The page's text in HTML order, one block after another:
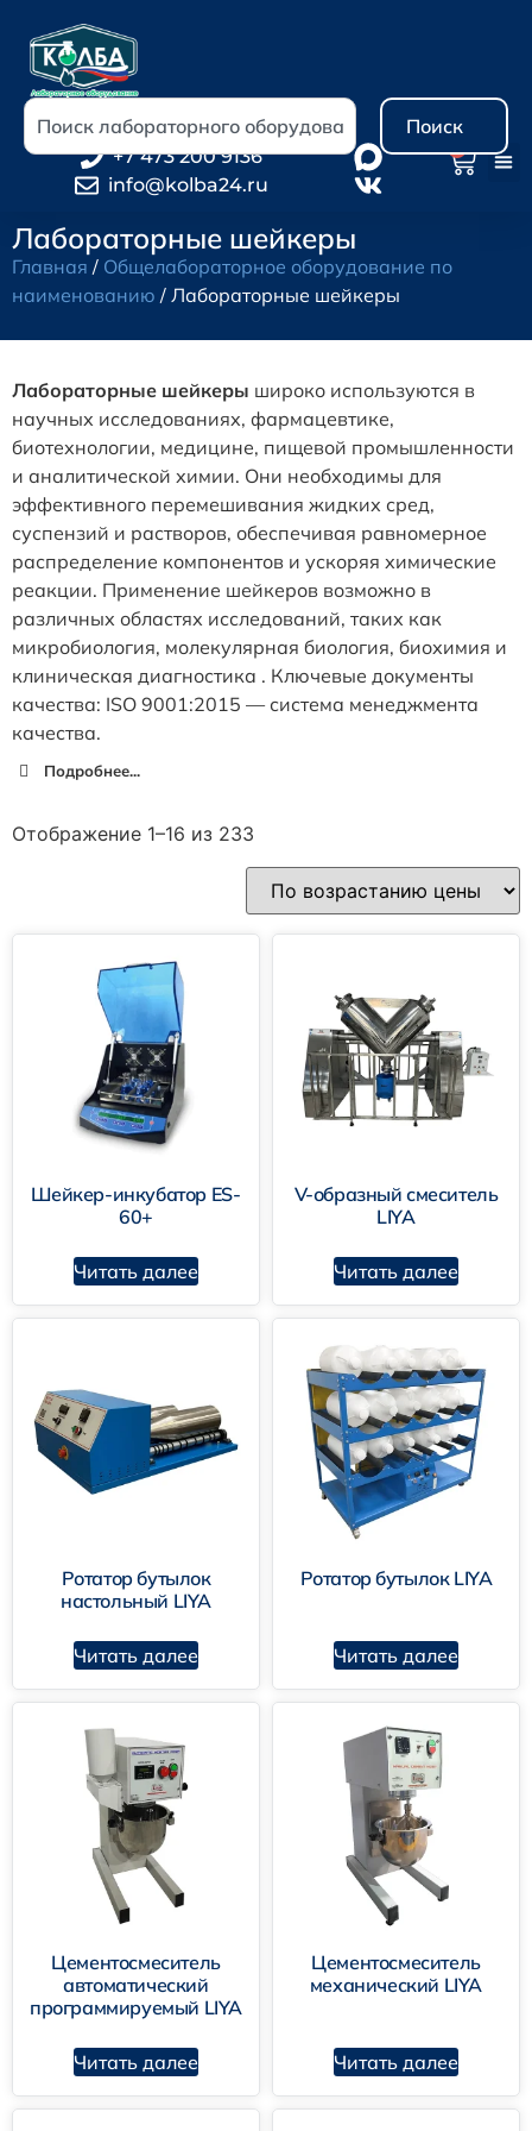
Поиск
+7 473 200 9136
info@kolba24.ru
Лабораторные шейкеры
Главная / Общелабораторное оборудование по
наименованию / Лабораторные шейкеры
Лабораторные шейкеры широко используются в
научных исследованиях, фармацевтике,
биотехнологии, медицине, пищевой промышленности
и аналитической химии. Они необходимы для
эффективного перемешивания жидких сред,
суспензий и растворов, обеспечивая равномерное
распределение компонентов и ускоряя химические
реакции. Применение шейкеров возможно в
различных областях исследований, таких как
микробиология, молекулярная биология, биохимия и
клиническая диагностика . Ключевые документы
качества: ISO 9001:2015 — система менеджмента
качества.
Подробнее...
US-1350L
Отображение 1–16 из 233
Шейкер-инкубатор ES-
60+
Читать далее
V-образный смеситель
LIYA
Читать далее
Ротатор бутылок
настольный LIYA
Читать далее
Ротатор бутылок LIYA
Читать далее
Цементосмеситель
автоматический
программируемый LIYA
Читать далее
Цементосмеситель
механический LIYA
Читать далее